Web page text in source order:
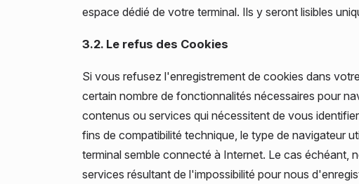
espace dédié de votre terminal. Ils y seront lisibles
3.2. Le refus des Cookies
Si vous refusez l'enregistrement de cookies dans
certain nombre de fonctionnalités nécessaires pour
contenus ou services qui nécessitent de vous
fins de compatibilité technique, le type de navigateur
terminal semble connecté à Internet. Le cas échéant,
services résultant de l'impossibilité pour nous